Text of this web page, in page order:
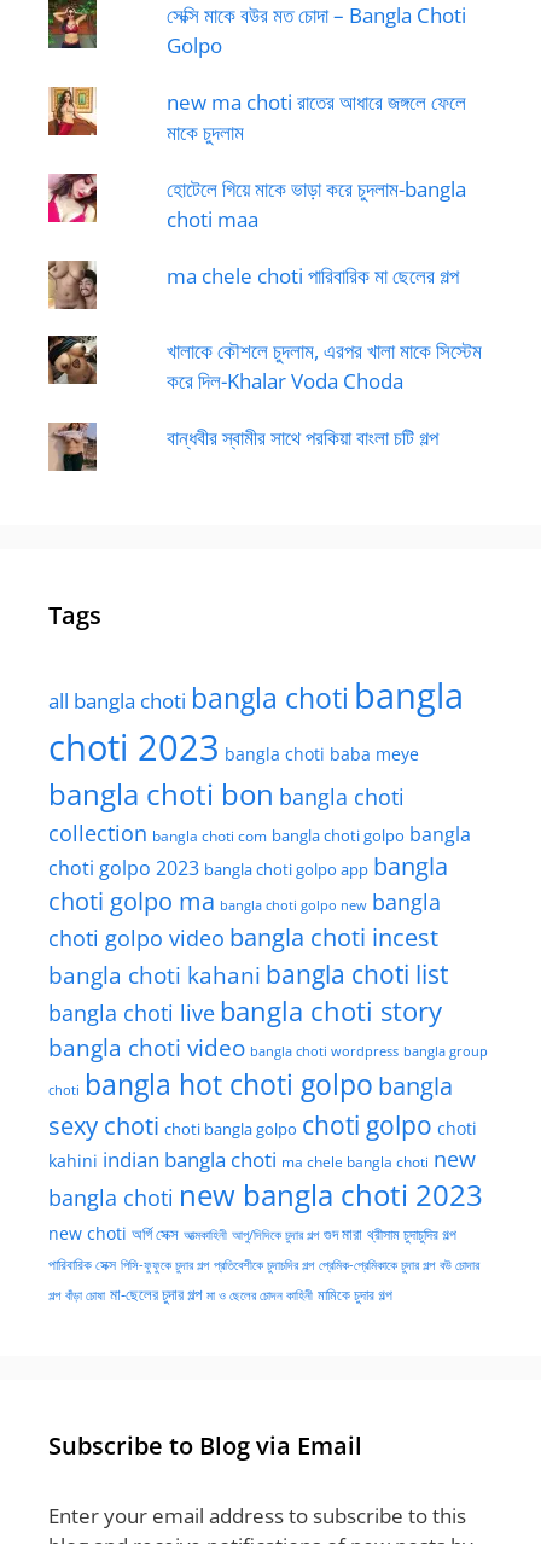
সেক্সি মাকে বউর মত চোদা – Bangla Choti
Golpo
new ma choti রাতের আধারে জঙ্গলে ফেলে
মাকে চুদলাম
হোটেলে গিয়ে মাকে ভাড়া করে চুদলাম-bangla
choti maa
ma chele choti পারিবারিক মা ছেলের গল্প
খালাকে কৌশলে চুদলাম, এরপর খালা মাকে সিস্টেম
করে দিল-Khalar Voda Choda
বান্ধবীর স্বামীর সাথে পরকিয়া বাংলা চটি গল্প
Tags
all bangla choti bangla choti bangla
choti 2023 bangla choti baba meye
bangla choti bon bangla choti
collection bangla choti com bangla choti golpo bangla
choti golpo 2023 bangla choti golpo app bangla
choti golpo ma bangla choti golpo new bangla
choti golpo video bangla choti incest
bangla choti kahani bangla choti list
bangla choti live bangla choti story
bangla choti video bangla choti wordpress bangla group
choti bangla hot choti golpo bangla
sexy choti choti bangla golpo choti golpo choti
kahini indian bangla choti ma chele bangla choti new
bangla choti new bangla choti 2023
new choti অর্গি সেক্স আত্মকাহিনী আপু/দিদিকে চুদার গল্প গুদ মারা থ্রীসাম চুদাচুদির গল্প
পারিবারিক সেক্স পিসি-ফুফুকে চুদার গল্প প্রতিবেশীকে চুদাচদির গল্প প্রেমিক-প্রেমিকাকে চুদার গল্প বউ চোদার
গল্প বাঁড়া চোষা মা-ছেলের চুদার গল্প মা ও ছেলের চোদন কাহিনী মামিকে চুদার গল্প
Subscribe to Blog via Email
Enter your email address to subscribe to this